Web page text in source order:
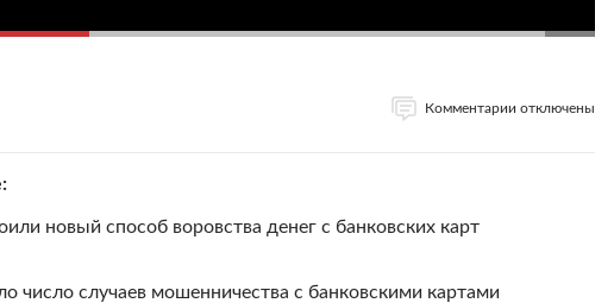
Комментарии отключены
новый способ воровства денег с банковских карт
число случаев мошенничества с банковскими картами